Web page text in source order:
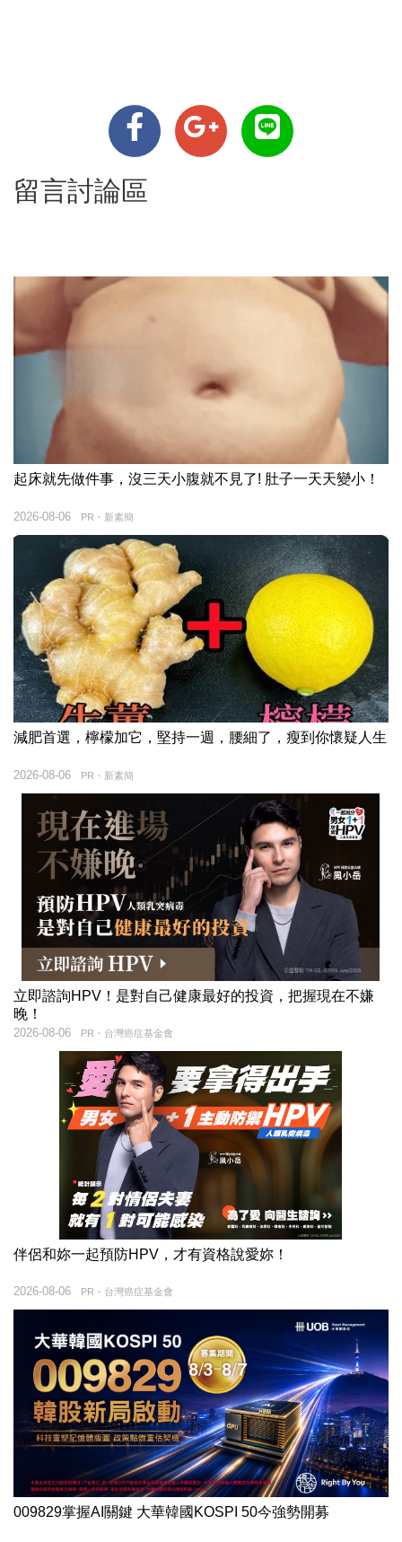
留言討論區
起床就先做件事，沒三天小腹就不見了! 肚子一天天變小！
PR・新素簡
2026-08-06
減肥首選，檸檬加它，堅持一週，腰細了，瘦到你懷疑人生
PR・新素簡
2026-08-06
立即諮詢HPV！是對自己健康最好的投資，把握現在不嫌
晚！
PR・台灣癌症基金會
2026-08-06
伴侶和妳一起預防HPV，才有資格說愛妳！
PR・台灣癌症基金會
2026-08-06
009829掌握AI關鍵 大華韓國KOSPI 50今強勢開募